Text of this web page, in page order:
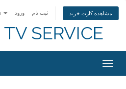
ورود ثبت نام مشاهده کارت خرید
SERVICE